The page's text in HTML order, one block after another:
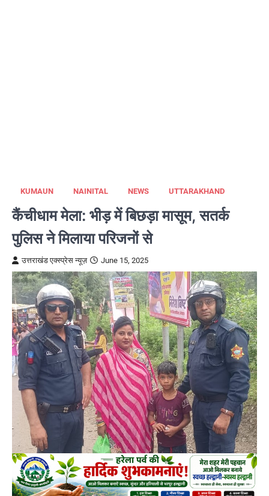
KUMAUN NAINITAL NEWS UTTARAKHAND
कैंचीधाम मेला: भीड़ में बिछड़ा मासूम, सतर्क
पुलिस ने मिलाया परिजनों से
उत्तराखंड एक्स्प्रेस न्यूज़ June 15, 2025